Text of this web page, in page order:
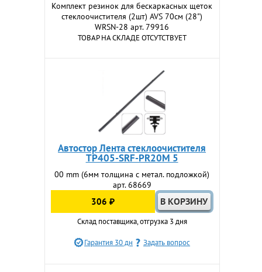
Комплект резинок для бескаркасных щеток
стеклоочистителя (2шт) AVS 70см (28")
WRSN-28 арт. 79916
ТОВАР НА СКЛАДЕ ОТСУТСТВУЕТ
Автостор Лента стеклоочистителя
TP405-SRF-PR20M 5
00 mm (6мм толщина с метал. подложкой)
арт. 68669
306 ₽
Склад поставщика, отгрузка 3 дня
Гарантия 30 дн Задать вопрос